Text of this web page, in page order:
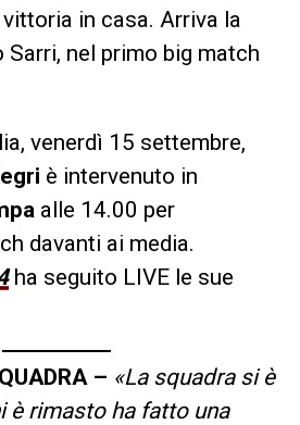
in casa. Arriva la
Sarri, nel primo big match
venerdì 15 settembre,
è intervenuto in
alle 14.00 per
davanti ai media.
ha seguito LIVE le sue
– «La squadra si è
è rimasto ha fatto una